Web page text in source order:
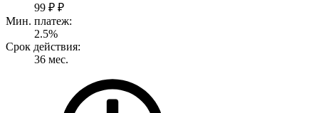
99 ₽ ₽
Мин. платеж:
2.5%
Срок действия:
36 мес.